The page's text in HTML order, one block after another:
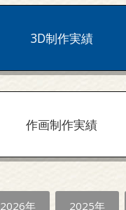
3D制作実績
作画制作実績
2026年 2025年